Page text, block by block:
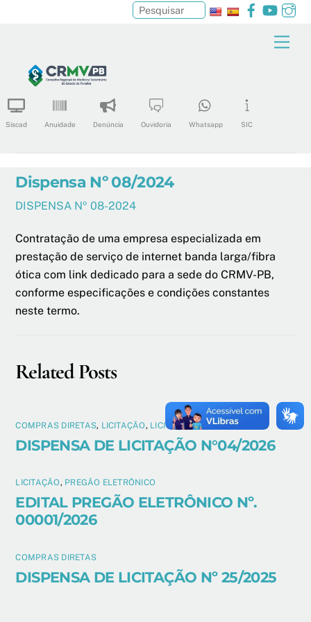
content
Facebook
Siscad Anuidade Denúncia Ouvidoria Whatsapp SIC
Pesquisar
Dispensa Nº 08/2024
DISPENSA Nº 08-2024
Contratação de uma empresa especializada em
prestação de serviço de internet banda larga/fibra
ótica com link dedicado para a sede do CRMV-PB,
conforme especificações e condições constantes
neste termo.
Related Posts
COMPRAS DIRETAS, LICITAÇÃO, LICITAÇÃO 2026
DISPENSA DE LICITAÇÃO N°04/2026
LICITAÇÃO, PREGÃO ELETRÔNICO
EDITAL PREGÃO ELETRÔNICO Nº.
00001/2026
COMPRAS DIRETAS
DISPENSA DE LICITAÇÃO Nº 25/2025